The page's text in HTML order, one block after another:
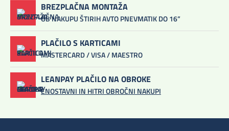
BREZPLAČNA MONTAŽA
OB NAKUPU ŠTIRIH AVTO PNEVMATIK DO 16”
PLAČILO S KARTICAMI
MASTERCARD / VISA / MAESTRO
LEANPAY PLAČILO NA OBROKE
ENOSTAVNI IN HITRI OBROČNI NAKUPI